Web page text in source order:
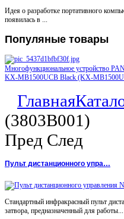
Идея о разработке портативного
появилась в ...
Популяные товары
Многофункциональное устройство
KX-MB1500UCB Black (KX-
Главная
(3803B001)
Пред След
Пульт дистанционного упра…
Стандартный инфракрасный пульт
затвора, предназначенный для работы...